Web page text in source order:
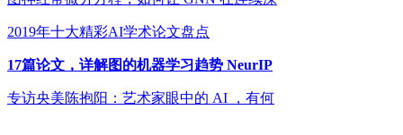
2019年十大精彩AI学术论文盘点
17篇论文，详解图的机器学习趋势 NeurIP
专访央美陈抱阳：艺术家眼中的 AI ，有何